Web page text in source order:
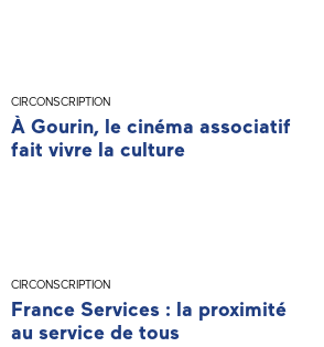
CIRCONSCRIPTION
À Gourin, le cinéma associatif
fait vivre la culture
CIRCONSCRIPTION
France Services : la proximité
au service de tous